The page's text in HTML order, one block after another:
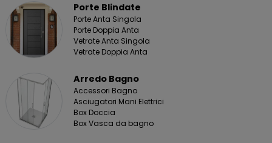
Porte Blindate
Porte Anta Singola
Porte Doppia Anta
Vetrate Anta Singola
Vetrate Doppia Anta
Arredo Bagno
Accessori Bagno
Asciugatori Mani Elettrici
Box Doccia
Box Vasca da bagno